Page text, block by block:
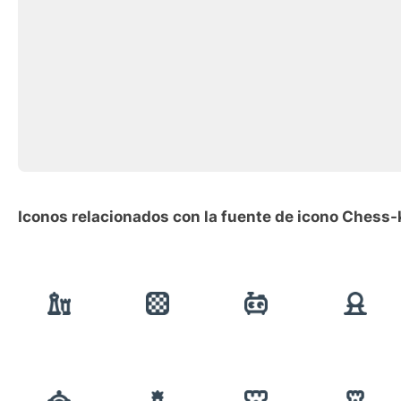
Iconos relacionados con la fuente de icono